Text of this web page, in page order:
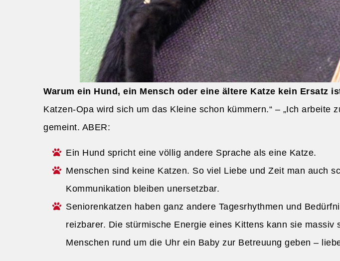
Warum ein Hund, ein Mensch oder eine ältere Katze kein Ersatz
Katzen-Opa wird sich um das Kleine schon kümmern.“ – „Ich
gemeint. ABER:
Ein Hund spricht eine völlig andere Sprache als eine Katze.
Menschen sind keine Katzen. So viel Liebe und Zeit man auch
Kommunikation bleiben unersetzbar.
Seniorenkatzen haben ganz andere Tagesrhythmen und
reizbarer. Die stürmische Energie eines Kittens kann sie
Menschen rund um die Uhr ein Baby zur Betreuung geben –